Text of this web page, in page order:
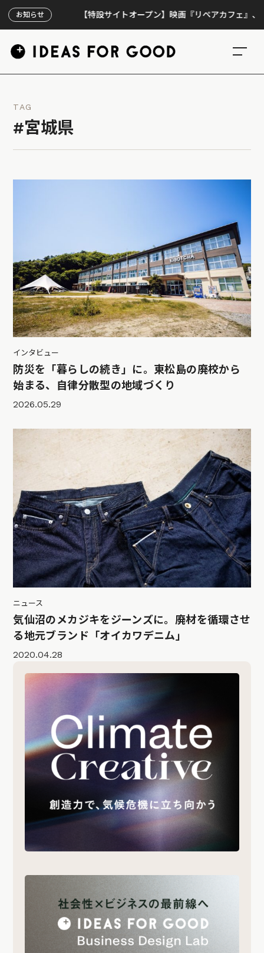
お知らせ 【特設サイトオープン】映画『リペアカフェ』、上映
TAG
#宮城県
インタビュー
防災を「暮らしの続き」に。東松島の廃校から
始まる、自律分散型の地域づくり
2026.05.29
ニュース
気仙沼のメカジキをジーンズに。廃材を循環させ
る地元ブランド「オイカワデニム」
2020.04.28